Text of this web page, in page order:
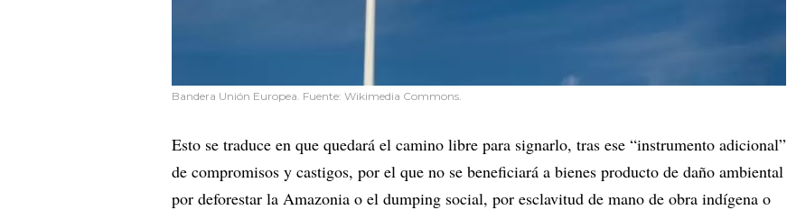
Bandera Unión Europea. Fuente: Wikimedia Commons.
Esto se traduce en que quedará el camino libre para signarlo, tras ese “instrumento adicional”
de compromisos y castigos, por el que no se beneficiará a bienes producto de daño ambiental
por deforestar la Amazonia o el dumping social, por esclavitud de mano de obra indígena o